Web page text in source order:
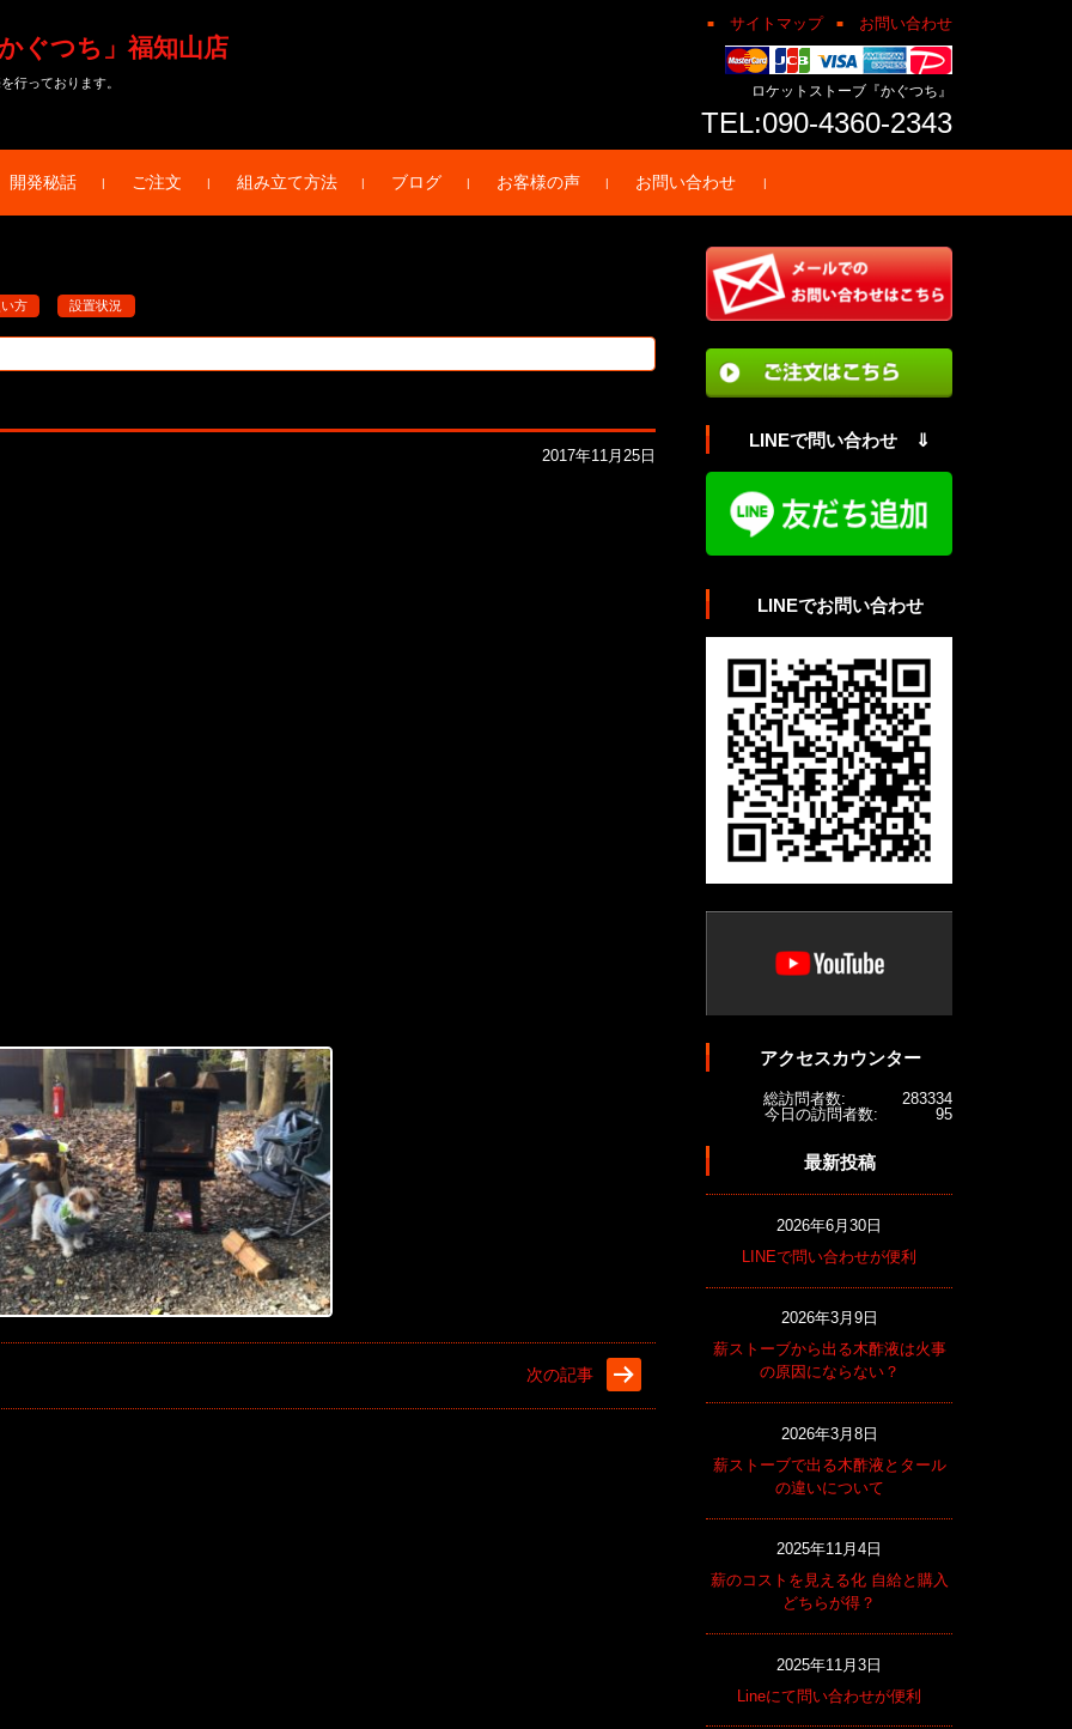
ぐつち」福知山店
行っております。
サイトマップ お問い合わせ
ロケットストーブ『かぐつち』
TEL:090-4360-2343
開発秘話 ご注文 組み立て方法 ブログ お客様の声 お問い合わせ
方 設置状況
2017年11月25日
次の記事
LINEで問い合わせ ⇓
LINEでお問い合わせ
アクセスカウンター
283334
総訪問者数:
95
今日の訪問者数:
最新投稿
2026年6月30日
LINEで問い合わせが便利
2026年3月9日
薪ストーブから出る木酢液は火事
の原因にならない？
2026年3月8日
薪ストーブで出る木酢液とタール
の違いについて
2025年11月4日
薪のコストを見える化 自給と購入
どちらが得？
2025年11月3日
Lineにて問い合わせが便利